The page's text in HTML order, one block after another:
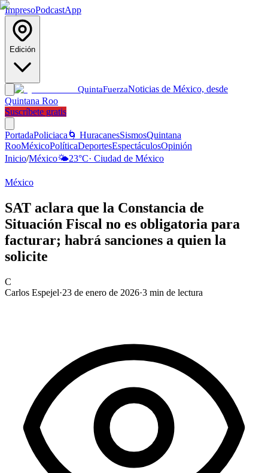
ImpresoPodcastApp
Edición
QuintaFuerzaNoticias de México, desde
Quintana Roo
Suscríbete gratis
PortadaPoliciaca 🌀 HuracanesSismosQuintana
RooMéxicoPolíticaDeportesEspectáculosOpinión
Inicio/México🌤️23°C· Ciudad de México
México
SAT aclara que la Constancia de
Situación Fiscal no es obligatoria para
facturar; habrá sanciones a quien la
solicite
C
Carlos Espejel·23 de enero de 2026·3 min de lectura